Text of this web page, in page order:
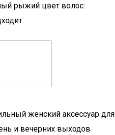
рыжий цвет волос:
женский аксессуар для
и вечерних выходов